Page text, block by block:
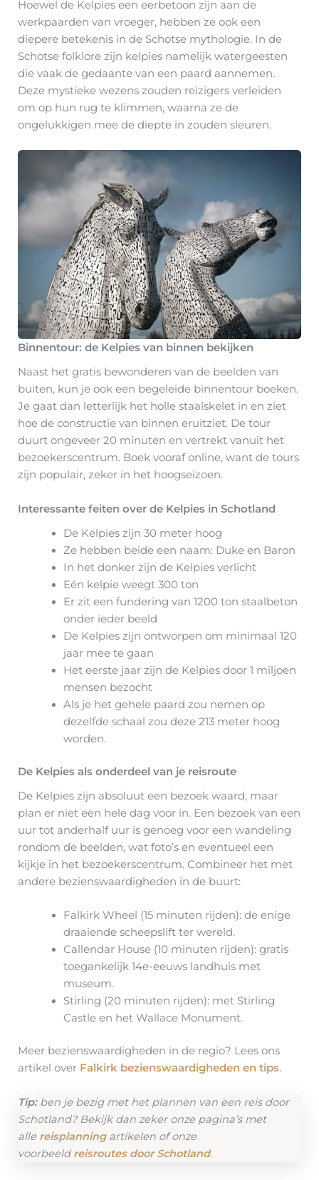
Hoewel de Kelpies een eerbetoon zijn aan de
werkpaarden van vroeger, hebben ze ook een
diepere betekenis in de Schotse mythologie. In de
Schotse folklore zijn kelpies namelijk watergeesten
die vaak de gedaante van een paard aannemen.
Deze mystieke wezens zouden reizigers verleiden
om op hun rug te klimmen, waarna ze de
ongelukkigen mee de diepte in zouden sleuren.
Binnentour: de Kelpies van binnen bekijken
Naast het gratis bewonderen van de beelden van
buiten, kun je ook een begeleide binnentour boeken.
Je gaat dan letterlijk het holle staalskelet in en ziet
hoe de constructie van binnen eruitziet. De tour
duurt ongeveer 20 minuten en vertrekt vanuit het
bezoekerscentrum. Boek vooraf online, want de tours
zijn populair, zeker in het hoogseizoen.
Interessante feiten over de Kelpies in Schotland
De Kelpies zijn 30 meter hoog
Ze hebben beide een naam: Duke en Baron
In het donker zijn de Kelpies verlicht
Eén kelpie weegt 300 ton
Er zit een fundering van 1200 ton staalbeton
onder ieder beeld
De Kelpies zijn ontworpen om minimaal 120
jaar mee te gaan
Het eerste jaar zijn de Kelpies door 1 miljoen
mensen bezocht
Als je het gehele paard zou nemen op
dezelfde schaal zou deze 213 meter hoog
worden.
De Kelpies als onderdeel van je reisroute
De Kelpies zijn absoluut een bezoek waard, maar
plan er niet een hele dag voor in. Een bezoek van een
uur tot anderhalf uur is genoeg voor een wandeling
rondom de beelden, wat foto’s en eventueel een
kijkje in het bezoekerscentrum. Combineer het met
andere bezienswaardigheden in de buurt:
Falkirk Wheel (15 minuten rijden): de enige
draaiende scheepslift ter wereld.
Callendar House (10 minuten rijden): gratis
toegankelijk 14e-eeuws landhuis met
museum.
Stirling (20 minuten rijden): met Stirling
Castle en het Wallace Monument.
Meer bezienswaardigheden in de regio? Lees ons
artikel over Falkirk bezienswaardigheden en tips.
Tip:ben je bezig met het plannen van een reis door
Schotland? Bekijk dan zeker onze pagina’s met
alle reisplanningartikelen of onze
voorbeeld reisroutes door Schotland.